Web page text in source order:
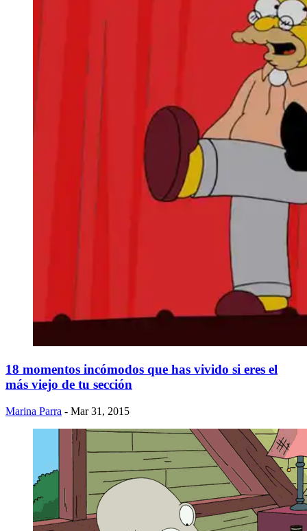
18 momentos incómodos que has vivido si eres el
más viejo de tu sección
Marina Parra - Mar 31, 2015